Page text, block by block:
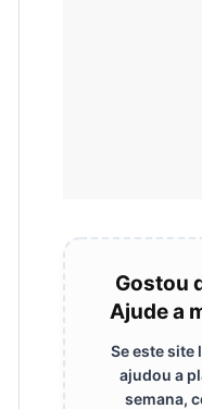
Gostou
Ajude a
Se este site
ajudou a
semana,